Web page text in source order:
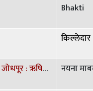
Bhakti
किल्लेदार
हरिद्वार – कटरा – जैसलमेर – जोधपूर : ऋषिकेश दर्शन नयना